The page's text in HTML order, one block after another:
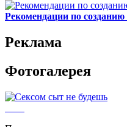
Рекомендации по
Реклама
Фотогалерея